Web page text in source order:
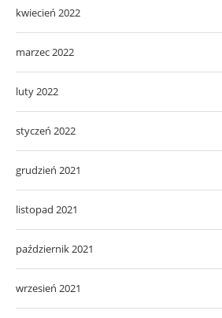
kwiecień 2022
marzec 2022
luty 2022
styczeń 2022
grudzień 2021
listopad 2021
październik 2021
wrzesień 2021